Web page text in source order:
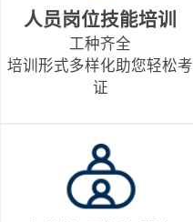
人员岗位技能培训
工种齐全
培训形式多样化助您轻松考
证